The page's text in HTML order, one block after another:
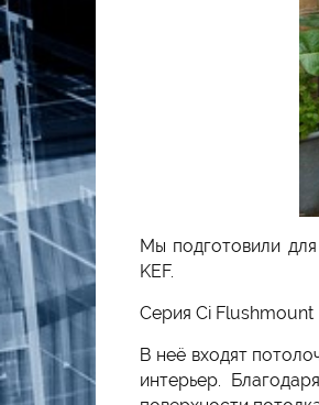
Мы подготовили для
KEF.
Серия Ci Flushmount
В неё входят
интерьер.